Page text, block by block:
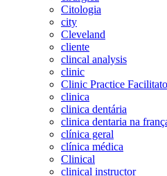
Citologia
city
Cleveland
cliente
clincal analysis
clinic
Clinic Practice
clinica
clinica dentária
clinica dentaria na
clínica geral
clínica médica
Clinical
clinical instructor